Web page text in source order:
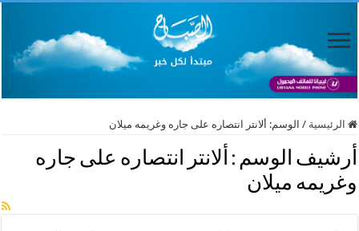
الرئيسية / الوسم: ألانتر انتصاره على جاره وغريمه ميلان
أرشيف الوسم : ألانتر انتصاره على جاره
وغريمه ميلان